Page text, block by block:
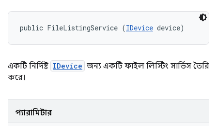
public FileListingService (IDevice device)
একটি নির্দিষ্ট IDevice জন্য একটি ফাইল লিস্টিং সার্ভিস তৈরি
করে।
প্যারামিটার